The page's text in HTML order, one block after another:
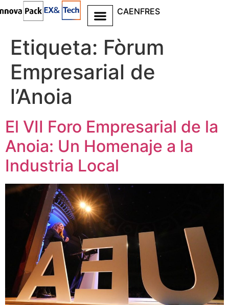
CAENFRES
contenido
Etiqueta: Fòrum
Empresarial de
l’Anoia
El VII Foro Empresarial de la
Anoia: Un Homenaje a la
Industria Local